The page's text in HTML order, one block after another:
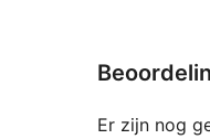
Er zijn nog